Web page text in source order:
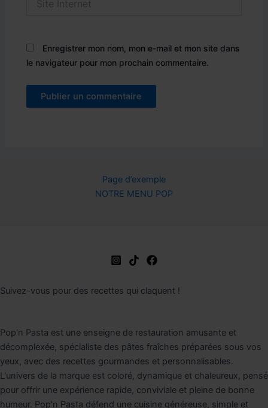
Internet
Enregistrer mon nom, mon e-mail et mon site dans
le navigateur pour mon prochain commentaire.
Page d’exemple
NOTRE MENU POP
Suivez-vous pour des recettes qui claquent !
Pop'n Pasta est une enseigne de restauration amusante et
décomplexée, spécialiste des pâtes fraîches préparées sous vos
yeux, avec des recettes gourmandes et personnalisables.
L'univers de la marque est coloré, dynamique et chaleureux, pensé
pour offrir une expérience rapide, conviviale et pleine de bonne
humeur. Pop'n Pasta défend une cuisine généreuse, simple et